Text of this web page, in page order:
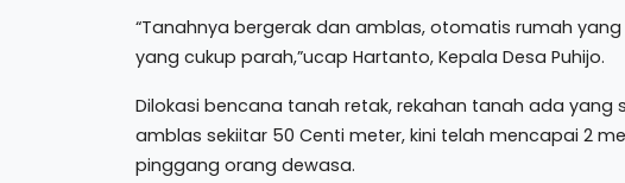
“Tanahnya bergerak dan amblas, otomatis rumah
yang cukup parah,”ucap Hartanto, Kepala Desa Puhijo.
Dilokasi bencana tanah retak, rekahan tanah ada yang
amblas sekiitar 50 Centi meter, kini telah mencapai 2
pinggang orang dewasa.